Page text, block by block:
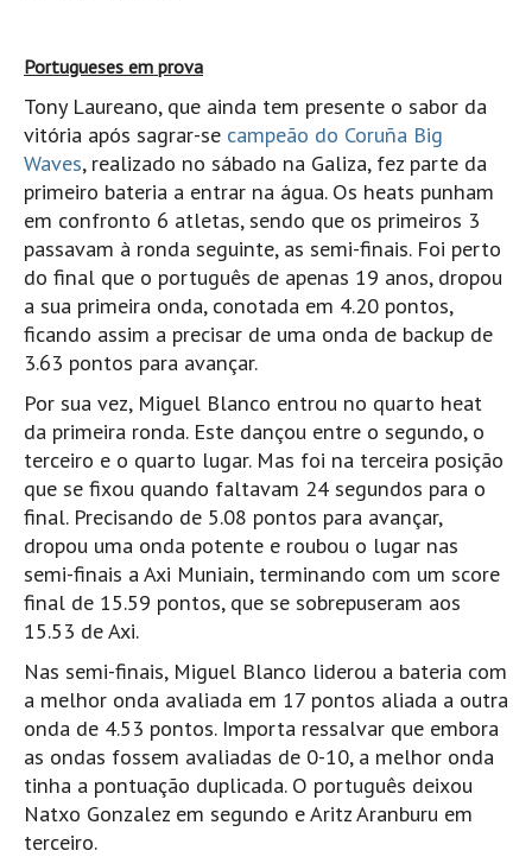
Leça da Palmeira bar Oscar HD
Matosinhos HD
Matosinhos - Vagas Bar HD
Cabedelo do Porto
Espinho HD
Espinho vista aérea HD
Espinho - Silvalde HD
AVEIRO
Cortegaça (Vila do Surf) HD
Cortegaça Onda Pontão HD
Praia da Barra Norte HD
FIGUEIRA DA FOZ
Praia do Cabedelo HD
NAZARÉ
Nazaré panoramica praia norte
Nazaré Praias Sul
PENICHE
Peniche - Consolação Norte HD
Peniche Supertubos HD
SANTA CRUZ
Portugueses em prova
Tony Laureano, que ainda tem presente o sabor da
vitória após sagrar-se campeão do Coruña Big
Waves, realizado no sábado na Galiza, fez parte da
primeiro bateria a entrar na água. Os heats punham
em confronto 6 atletas, sendo que os primeiros 3
passavam à ronda seguinte, as semi-finais. Foi perto
do final que o português de apenas 19 anos, dropou
a sua primeira onda, conotada em 4.20 pontos,
ficando assim a precisar de uma onda de backup de
3.63 pontos para avançar.
Por sua vez, Miguel Blanco entrou no quarto heat
da primeira ronda. Este dançou entre o segundo, o
terceiro e o quarto lugar. Mas foi na terceira posição
que se fixou quando faltavam 24 segundos para o
final. Precisando de 5.08 pontos para avançar,
dropou uma onda potente e roubou o lugar nas
semi-finais a Axi Muniain, terminando com um score
final de 15.59 pontos, que se sobrepuseram aos
15.53 de Axi.
Nas semi-finais, Miguel Blanco liderou a bateria com
a melhor onda avaliada em 17 pontos aliada a outra
onda de 4.53 pontos. Importa ressalvar que embora
as ondas fossem avaliadas de 0-10, a melhor onda
tinha a pontuação duplicada. O português deixou
Natxo Gonzalez em segundo e Aritz Aranburu em
terceiro.